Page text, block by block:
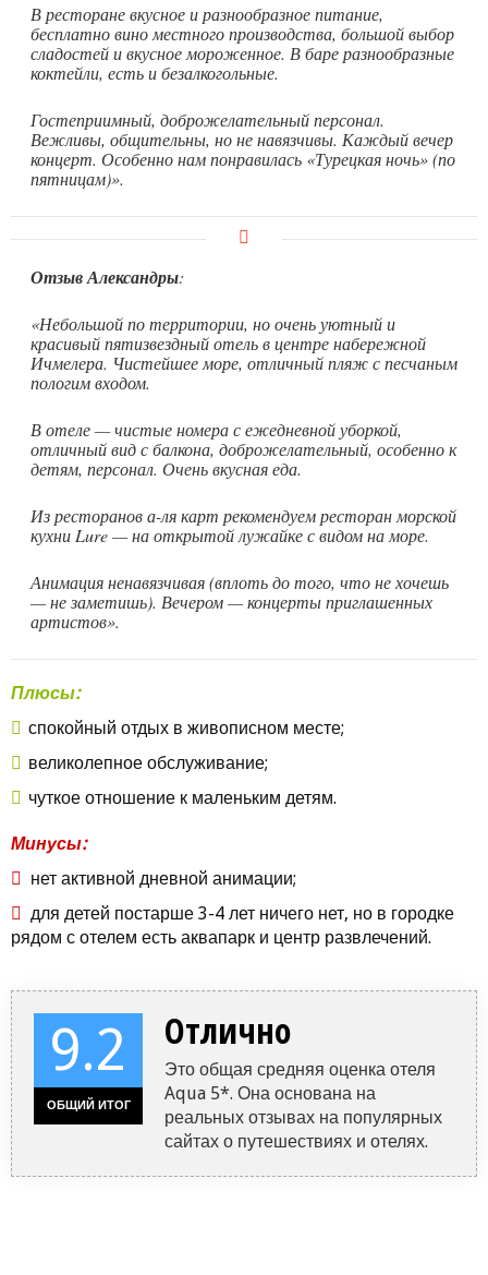
В ресторане вкусное и разнообразное питание,
бесплатно вино местного производства, большой выбор
сладостей и вкусное мороженное. В баре разнообразные
коктейли, есть и безалкогольные.
Гостеприимный, доброжелательный персонал.
Вежливы, общительны, но не навязчивы. Каждый вечер
концерт. Особенно нам понравилась «Турецкая ночь» (по
пятницам)».
Отзыв Александры:
«Небольшой по территории, но очень уютный и
красивый пятизвездный отель в центре набережной
Ичмелера. Чистейшее море, отличный пляж с песчаным
пологим входом.
В отеле — чистые номера с ежедневной уборкой,
отличный вид с балкона, доброжелательный, особенно к
детям, персонал. Очень вкусная еда.
Из ресторанов а-ля карт рекомендуем ресторан морской
кухни Lure — на открытой лужайке с видом на море.
Анимация ненавязчивая (вплоть до того, что не хочешь
— не заметишь). Вечером — концерты приглашенных
артистов».
Плюсы:
спокойный отдых в живописном месте;
великолепное обслуживание;
чуткое отношение к маленьким детям.
Минусы:
нет активной дневной анимации;
для детей постарше 3-4 лет ничего нет, но в городке
рядом с отелем есть аквапарк и центр развлечений.
9.2
ОБЩИЙ ИТОГ
Отлично
Это общая средняя оценка отеля
Aqua 5*. Она основана на
реальных отзывах на популярных
сайтах о путешествиях и отелях.